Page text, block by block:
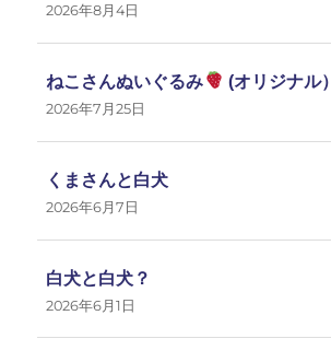
2026年8月4日
ねこさんぬいぐるみ (オリジナル）
2026年7月25日
くまさんと白犬
2026年6月7日
白犬と白犬？
2026年6月1日